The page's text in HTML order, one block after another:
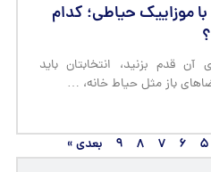
موزاییک حیاطی؛ کدام
قدم بزنید، انتخابتان باید
باز مثل حیاط خانه، …
۵ ۶ ۷ ۸ ۹ بعدی »